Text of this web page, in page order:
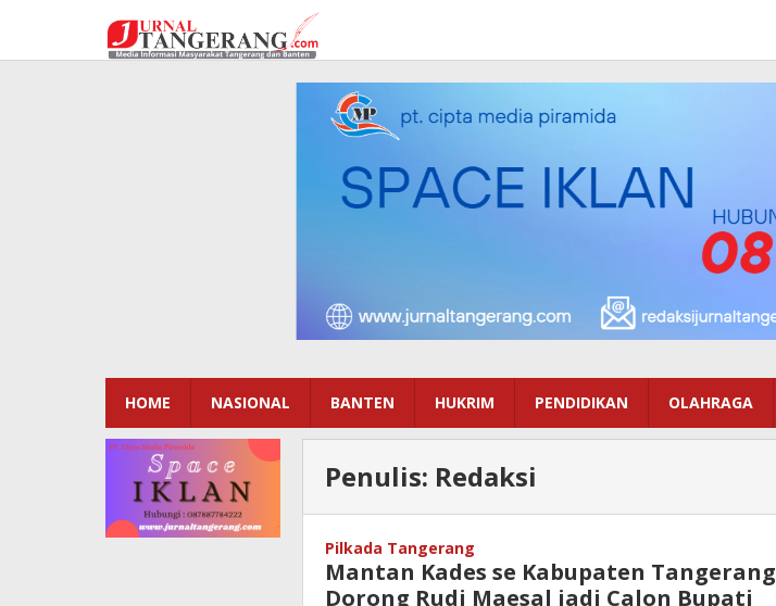
konten
HOME NASIONAL BANTEN HUKRIM PENDIDIKAN OLAHRAGA
Penulis: Redaksi
Pilkada Tangerang
Mantan Kades se Kabupaten Tangerang
Dorong Rudi Maesal jadi Calon Bupati